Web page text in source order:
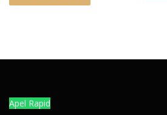
Apel Rapid